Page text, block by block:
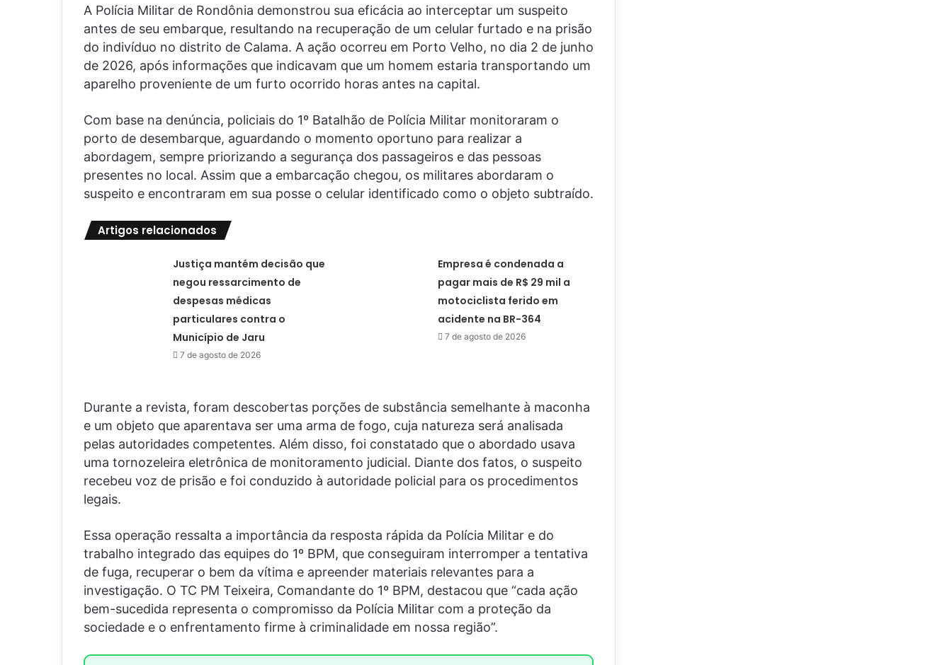
A Polícia Militar de Rondônia demonstrou sua eficácia ao interceptar um suspeito
antes de seu embarque, resultando na recuperação de um celular furtado e na prisão
do indivíduo no distrito de Calama. A ação ocorreu em Porto Velho, no dia 2 de junho
de 2026, após informações que indicavam que um homem estaria transportando um
aparelho proveniente de um furto ocorrido horas antes na capital.
Com base na denúncia, policiais do 1º Batalhão de Polícia Militar monitoraram o
porto de desembarque, aguardando o momento oportuno para realizar a
abordagem, sempre priorizando a segurança dos passageiros e das pessoas
presentes no local. Assim que a embarcação chegou, os militares abordaram o
suspeito e encontraram em sua posse o celular identificado como o objeto subtraído.
Artigos relacionados
Justiça mantém decisão que
negou ressarcimento de
despesas médicas
particulares contra o
Município de Jaru
7 de agosto de 2026
Empresa é condenada a
pagar mais de R$ 29 mil a
motociclista ferido em
acidente na BR-364
7 de agosto de 2026
Durante a revista, foram descobertas porções de substância semelhante à maconha
e um objeto que aparentava ser uma arma de fogo, cuja natureza será analisada
pelas autoridades competentes. Além disso, foi constatado que o abordado usava
uma tornozeleira eletrônica de monitoramento judicial. Diante dos fatos, o suspeito
recebeu voz de prisão e foi conduzido à autoridade policial para os procedimentos
legais.
Essa operação ressalta a importância da resposta rápida da Polícia Militar e do
trabalho integrado das equipes do 1º BPM, que conseguiram interromper a tentativa
de fuga, recuperar o bem da vítima e apreender materiais relevantes para a
investigação. O TC PM Teixeira, Comandante do 1º BPM, destacou que “cada ação
bem-sucedida representa o compromisso da Polícia Militar com a proteção da
sociedade e o enfrentamento firme à criminalidade em nossa região”.